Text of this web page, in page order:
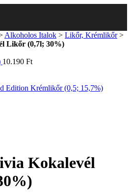
Alkoholos Italok > Likőr, Krémlikőr>
Likőr (0,7l; 30%)
10.190 Ft
Edition Krémlikőr (0,5; 15,7%)
Kokalevél